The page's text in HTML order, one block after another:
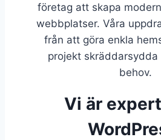
företag att skapa
webbplatser. Våra
från att göra enkla
projekt
behov.
Vi är